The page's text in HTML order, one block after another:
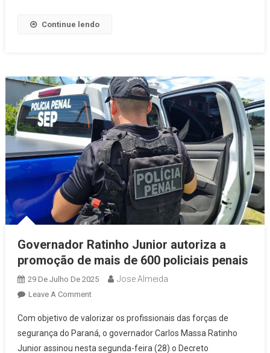
Continue lendo
Governador Ratinho Junior autoriza a
promoção de mais de 600 policiais penais
29 De Julho De 2025 Jose Almeida
Leave A CommentOn
Ratinho
Junior
Autoriza
Com objetivo de valorizar os profissionais das forças de
segurança do Paraná, o governador Carlos Massa Ratinho
Junior assinou nesta segunda-feira (28) o Decreto